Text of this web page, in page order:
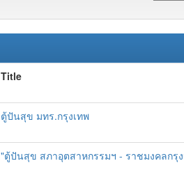
Title
ตู้ปันสุข มทร.กรุงเทพ
"ตู้ปันสุข สภาอุตสาหกรรมฯ - ราชมงคลกรุ